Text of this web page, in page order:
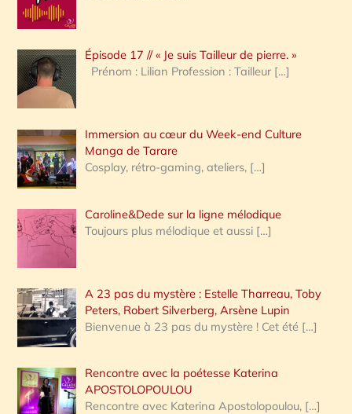
r
c
h
e
:
Épisode 17 // « Je suis Tailleur de pierre. »
Prénom : Lilian Profession : Tailleur […]
Immersion au cœur du Week-end Culture
Manga de Tarare
Cosplay, rétro-gaming, ateliers, […]
Caroline&Dede sur la ligne mélodique
Toujours plus mélodique et aussi […]
A 23 pas du mystère : Estelle Tharreau, Toby
Peters, Robert Silverberg, Arsène Lupin
Bienvenue à 23 pas du mystère ! Cet été […]
Rencontre avec la poétesse Katerina
APOSTOLOPOULOU
Rencontre avec Katerina Apostolopoulou, […]